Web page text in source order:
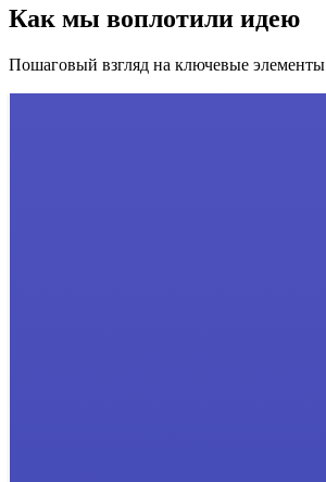
Как мы воплотили идею
Пошаговый взгляд на ключевые элементы